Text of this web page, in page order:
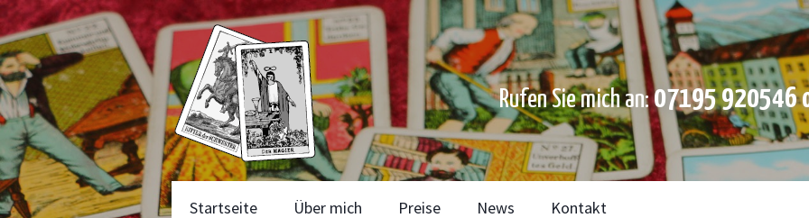
Rufen Sie mich an:07195 920546
Startseite Über mich Preise News Kontakt